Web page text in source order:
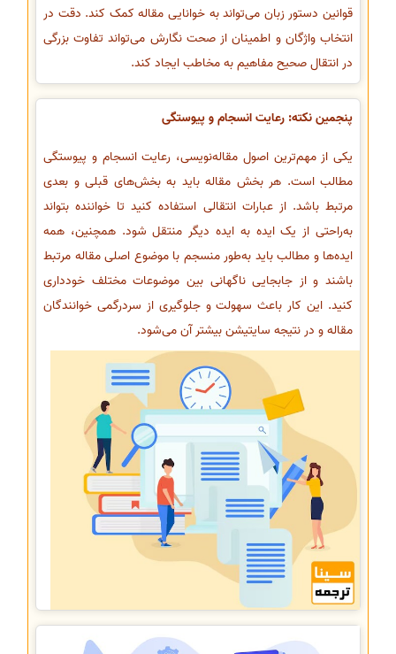
قوانین دستور زبان می‌تواند به خوانایی مقاله کمک کند. دقت در
انتخاب واژگان و اطمینان از صحت نگارش می‌تواند تفاوت بزرگی
در انتقال صحیح مفاهیم به مخاطب ایجاد کند.
پنجمین نکته: رعایت انسجام و پیوستگی
یکی از مهم‌ترین اصول مقاله‌نویسی، رعایت انسجام و پیوستگی
مطالب است. هر بخش مقاله باید به بخش‌های قبلی و بعدی
مرتبط باشد. از عبارات انتقالی استفاده کنید تا خواننده بتواند
به‌راحتی از یک ایده به ایده دیگر منتقل شود. همچنین، همه
ایده‌ها و مطالب باید به‌طور منسجم با موضوع اصلی مقاله مرتبط
باشند و از جابجایی ناگهانی بین موضوعات مختلف خودداری
کنید. این کار باعث سهولت و جلوگیری از سردرگمی خوانندگان
مقاله و در نتیجه سایتیشن بیشتر آن می‌شود.